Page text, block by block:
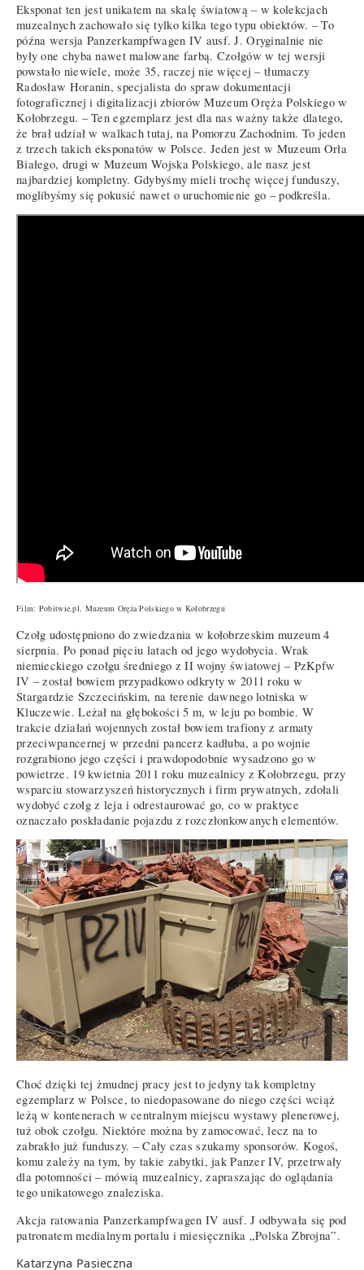
Eksponat ten jest unikatem na skalę światową – w kolekcjach
muzealnych zachowało się tylko kilka tego typu obiektów. – To
późna wersja Panzerkampfwagen IV ausf. J. Oryginalnie nie
były one chyba nawet malowane farbą. Czołgów w tej wersji
powstało niewiele, może 35, raczej nie więcej – tłumaczy
Radosław Horanin, specjalista do spraw dokumentacji
fotograficznej i digitalizacji zbiorów Muzeum Oręża Polskiego w
Kołobrzegu. – Ten egzemplarz jest dla nas ważny także dlatego,
że brał udział w walkach tutaj, na Pomorzu Zachodnim. To jeden
z trzech takich eksponatów w Polsce. Jeden jest w Muzeum Orła
Białego, drugi w Muzeum Wojska Polskiego, ale nasz jest
najbardziej kompletny. Gdybyśmy mieli trochę więcej funduszy,
moglibyśmy się pokusić nawet o uruchomienie go – podkreśla.
Film: Pobitwie.pl, Muzeum Oręża Polskiego w Kołobrzegu
Czołg udostępniono do zwiedzania w kołobrzeskim muzeum 4
sierpnia. Po ponad pięciu latach od jego wydobycia. Wrak
niemieckiego czołgu średniego z II wojny światowej – PzKpfw
IV – został bowiem przypadkowo odkryty w 2011 roku w
Stargardzie Szczecińskim, na terenie dawnego lotniska w
Kluczewie. Leżał na głębokości 5 m, w leju po bombie. W
trakcie działań wojennych został bowiem trafiony z armaty
przeciwpancernej w przedni pancerz kadłuba, a po wojnie
rozgrabiono jego części i prawdopodobnie wysadzono go w
powietrze. 19 kwietnia 2011 roku muzealnicy z Kołobrzegu, przy
wsparciu stowarzyszeń historycznych i firm prywatnych, zdołali
wydobyć czołg z leja i odrestaurować go, co w praktyce
oznaczało poskładanie pojazdu z rozczłonkowanych elementów.
Choć dzięki tej żmudnej pracy jest to jedyny tak kompletny
egzemplarz w Polsce, to niedopasowane do niego części wciąż
leżą w kontenerach w centralnym miejscu wystawy plenerowej,
tuż obok czołgu. Niektóre można by zamocować, lecz na to
zabrakło już funduszy. – Cały czas szukamy sponsorów. Kogoś,
komu zależy na tym, by takie zabytki, jak Panzer IV, przetrwały
dla potomności – mówią muzealnicy, zapraszając do oglądania
tego unikatowego znaleziska.
Akcja ratowania Panzerkampfwagen IV ausf. J odbywała się pod
patronatem medialnym portalu i miesięcznika „Polska Zbrojna”.
Katarzyna Pasieczna